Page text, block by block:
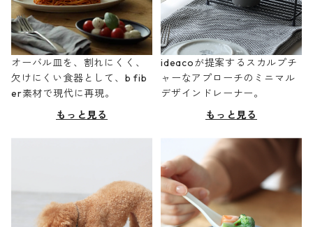
オーバル皿を、割れにくく、
欠けにくい食器として、b fib
er素材で現代に再現。
もっと見る
ideacoが提案するスカルプチ
ャーなアプローチのミニマル
デザインドレーナー。
もっと見る